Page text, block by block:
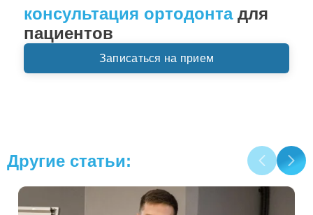
консультация ортодонтадля
пациентов
Записаться на прием
Другие статьи: